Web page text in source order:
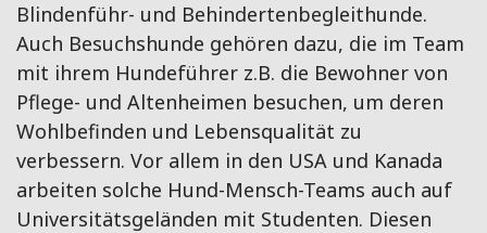
Blindenführ- und Behindertenbegleithunde.
Auch Besuchshunde gehören dazu, die im Team
mit ihrem Hundeführer z.B. die Bewohner von
Pflege- und Altenheimen besuchen, um deren
Wohlbefinden und Lebensqualität zu
verbessern. Vor allem in den USA und Kanada
arbeiten solche Hund-Mensch-Teams auch auf
Universitätsgeländen mit Studenten. Diesen